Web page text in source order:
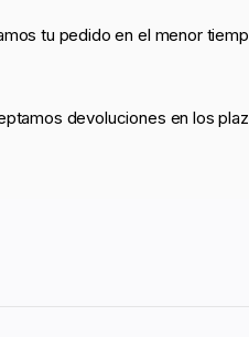
tu pedido en el menor
devoluciones en los